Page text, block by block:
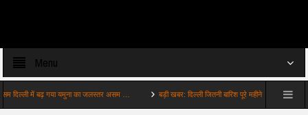
Menu
में बढ़ गया यमुना का जलस्तर असम … बड़ी खबर: दिल्ली जितनी बारिश पूरे महीने में होनी थी उतनी …